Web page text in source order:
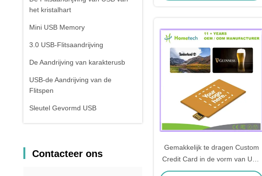
het kristalhart
Mini USB Memory
3.0 USB-Flitsaandrijving
De Aandrijving van karakterusb
USB-de Aandrijving van de
Flitspen
Sleutel Gevormd USB
De Bank van de lippenstiftmacht
sleutelkoordusb
Contacteer ons
Gemakkelijk te dragen Custom
Credit Card in de vorm van USB
met uw logo 128MB / 256MB /